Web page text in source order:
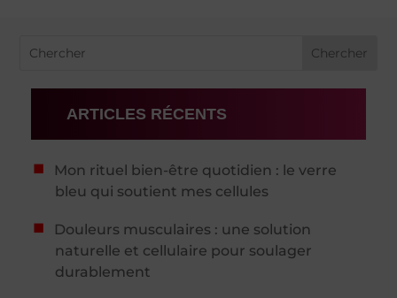
ARTICLES RÉCENTS
Mon rituel bien-être quotidien : le verre
bleu qui soutient mes cellules
Douleurs musculaires : une solution
naturelle et cellulaire pour soulager
durablement